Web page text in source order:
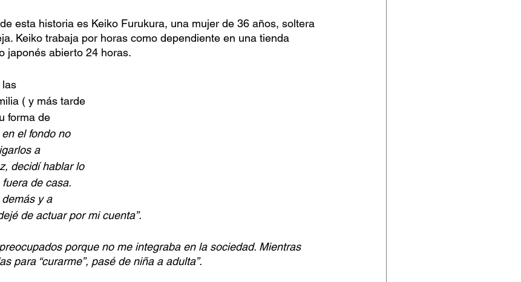
esta historia es Keiko Furukura, una mujer de 36 años, soltera
Keiko trabaja por horas como dependiente en una tienda
japonés abierto 24 horas.
las
( y más tarde
forma de
en el fondo no
a
decidí hablar lo
de casa.
y a
de actuar por mi cuenta”.
porque no me integraba en la sociedad. Mientras
para “curarme”, pasé de niña a adulta”.